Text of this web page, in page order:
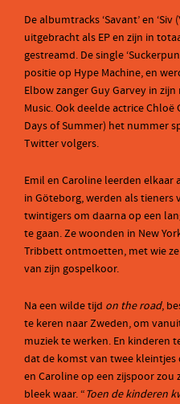
De albumtracks ‘Savant’ en ‘Siv
uitgebracht als EP en zijn in
gestreamd. De single
positie op Hype Machine, en
Elbow zanger Guy Garvey in
Music. Ook deelde actrice Chloë
Days of Summer) het nummer
Twitter volgers.
Emil en Caroline leerden
in Göteborg, werden als
twintigers om daarna op een
te gaan. Ze woonden in New
Tribbett ontmoetten, met wie
van zijn gospelkoor.
Na een wilde tijd on the road,
te keren naar Zweden, om
muziek te werken. En kinderen
dat de komst van twee kleintjes
en Caroline op een zijspoor
bleek waar. “Toen de kinderen